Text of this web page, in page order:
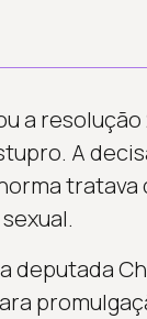
a
A
deputada